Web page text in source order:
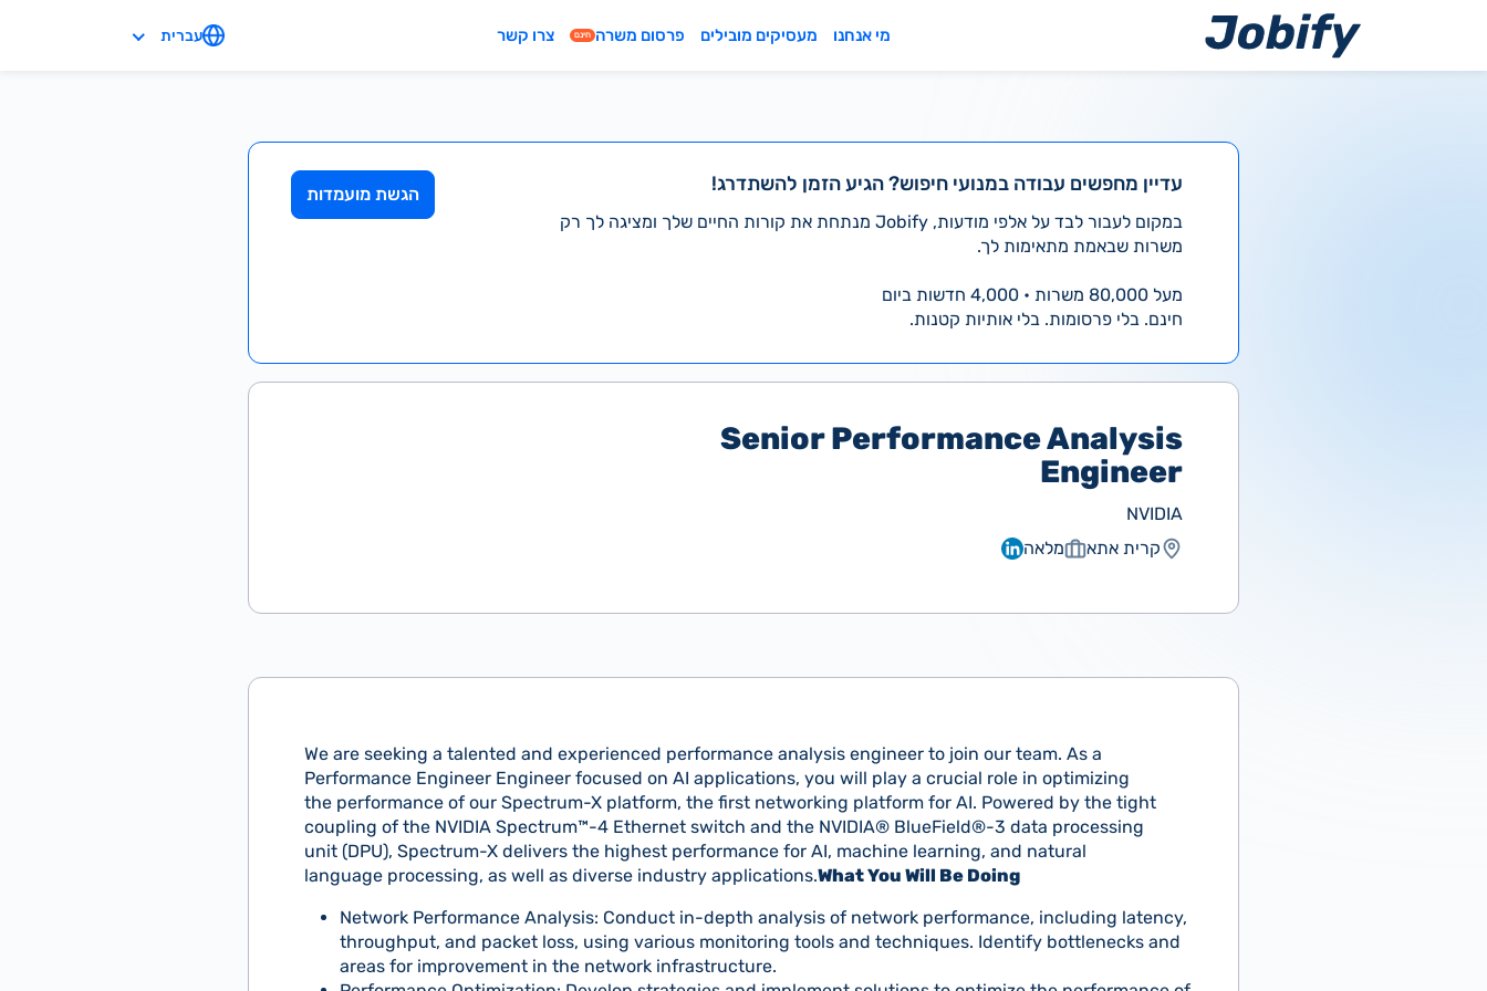
מי אנחנו מעסיקים מובילים פרסום משרה חינם צרו קשר עברית
עדיין מחפשים עבודה במנועי חיפוש? הגיע הזמן להשתדרג!
במקום לעבור לבד על אלפי מודעות, Jobify מנתחת את קורות החיים שלך ומציגה לך רק
משרות שבאמת מתאימות לך.
מעל 80,000 משרות • 4,000 חדשות ביום
חינם. בלי פרסומות. בלי אותיות קטנות.
הגשת מועמדות
Senior Performance Analysis
Engineer
NVIDIA
קרית אתא
מלאה
We are seeking a talented and experienced performance analysis engineer to join our team. As a
Performance Engineer Engineer focused on AI applications, you will play a crucial role in optimizing
the performance of our Spectrum-X platform, the first networking platform for AI. Powered by the tight
coupling of the NVIDIA Spectrum™-4 Ethernet switch and the NVIDIA® BlueField®-3 data processing
unit (DPU), Spectrum-X delivers the highest performance for AI, machine learning, and natural
language processing, as well as diverse industry applications.What You Will Be Doing
Network Performance Analysis: Conduct in-depth analysis of network performance, including latency,
throughput, and packet loss, using various monitoring tools and techniques. Identify bottlenecks and
areas for improvement in the network infrastructure.